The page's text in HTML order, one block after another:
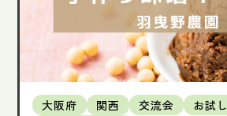
大阪府 関西 交流会
お試し